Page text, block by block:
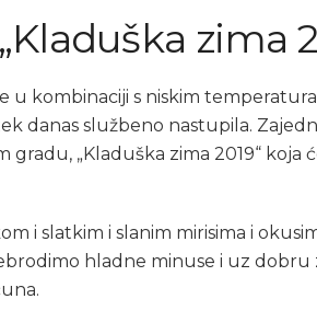
zima
u kombinaciji s niskim
danas službeno nastupila.
gradu, „Kladuška zima 2019“ koja
i slatkim i slanim mirisima i
hladne minuse i uz dobru